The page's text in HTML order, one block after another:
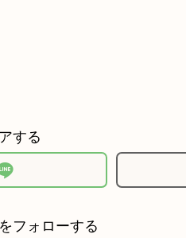
する
フォローする